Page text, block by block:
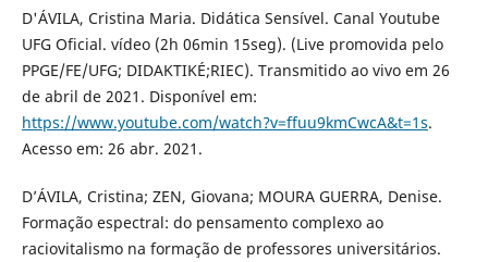
D'ÁVILA, Cristina Maria. Didática Sensível. Canal Youtube
UFG Oficial. vídeo (2h 06min 15seg). (Live promovida pelo
PPGE/FE/UFG; DIDAKTIKÉ;RIEC). Transmitido ao vivo em 26
de abril de 2021. Disponível em:
https://www.youtube.com/watch?v=ffuu9kmCwcA&t=1s.
Acesso em: 26 abr. 2021.
D’ÁVILA, Cristina; ZEN, Giovana; MOURA GUERRA, Denise.
Formação espectral: do pensamento complexo ao
raciovitalismo na formação de professores universitários.